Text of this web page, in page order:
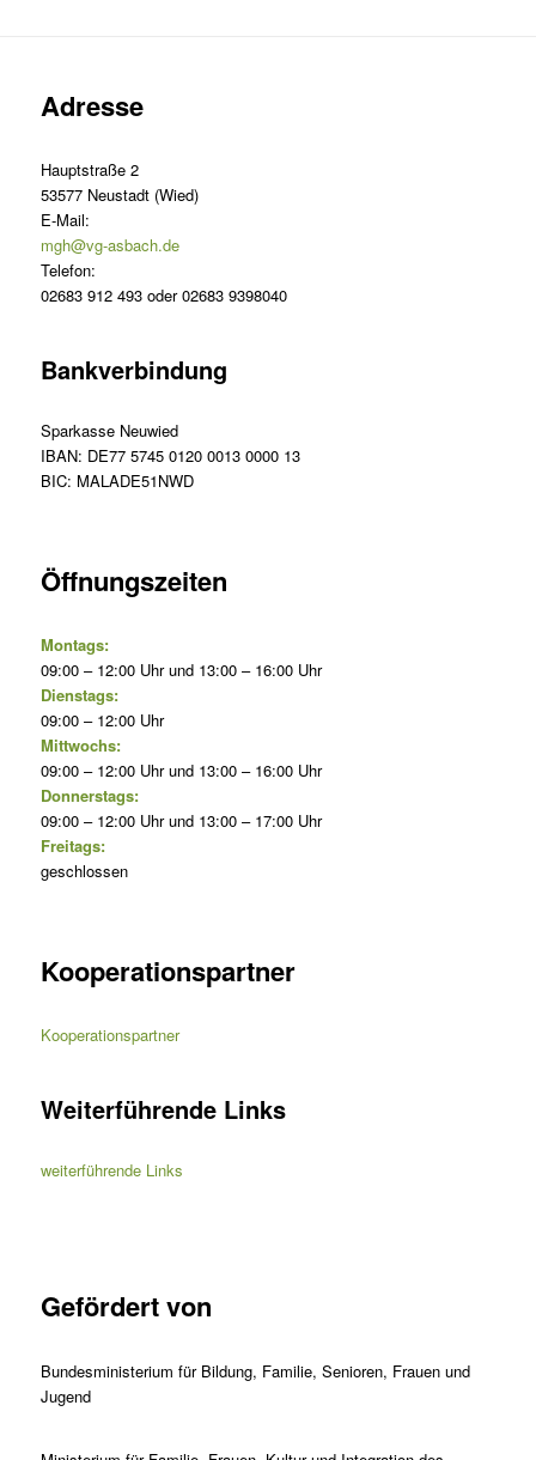
Adresse
Hauptstraße 2
53577 Neustadt (Wied)
E-Mail:
mgh@vg-asbach.de
Telefon:
02683 912 493 oder 02683 9398040
Bankverbindung
Sparkasse Neuwied
IBAN: DE77 5745 0120 0013 0000 13
BIC: MALADE51NWD
Öffnungszeiten
Montags:
09:00 – 12:00 Uhr und 13:00 – 16:00 Uhr
Dienstags:
09:00 – 12:00 Uhr
Mittwochs:
09:00 – 12:00 Uhr und 13:00 – 16:00 Uhr
Donnerstags:
09:00 – 12:00 Uhr und 13:00 – 17:00 Uhr
Freitags:
geschlossen
Kooperationspartner
Kooperationspartner
Weiterführende Links
weiterführende Links
Gefördert von
Bundesministerium für Bildung, Familie, Senioren, Frauen und
Jugend